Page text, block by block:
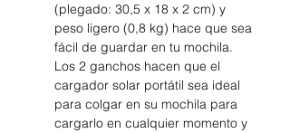
(plegado: 30,5 x 18 x 2 cm) y
peso ligero (0,8 kg) hace que sea
fácil de guardar en tu mochila.
Los 2 ganchos hacen que el
cargador solar portátil sea ideal
para colgar en su mochila para
cargarlo en cualquier momento y